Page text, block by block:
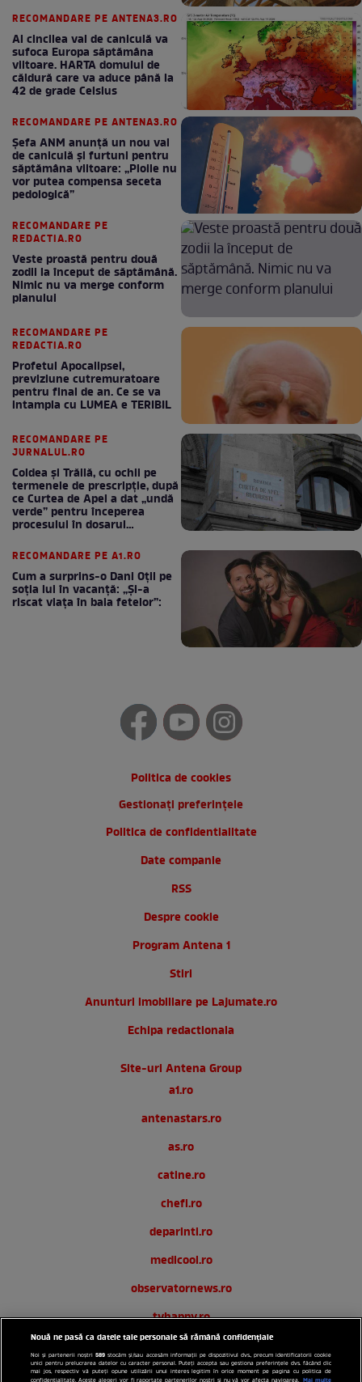
RECOMANDARE PE ANTENA3.RO
Al cincilea val de caniculă va
sufoca Europa săptămâna
viitoare. HARTA domului de
căldură care va aduce până la
42 de grade Celsius
RECOMANDARE PE ANTENA3.RO
Șefa ANM anunță un nou val
de caniculă și furtuni pentru
săptămâna viitoare: „Ploile nu
vor putea compensa seceta
pedologică”
RECOMANDARE PE
REDACTIA.RO
Veste proastă pentru două
zodii la început de săptămână.
Nimic nu va merge conform
planului
RECOMANDARE PE
REDACTIA.RO
Profetul Apocalipsei,
previziune cutremuratoare
pentru final de an. Ce se va
intampla cu LUMEA e TERIBIL
RECOMANDARE PE
JURNALUL.RO
Coldea și Trăilă, cu ochii pe
termenele de prescripție, după
ce Curtea de Apel a dat „undă
verde” pentru începerea
procesului în dosarul
RECOMANDARE PE A1.RO
Cum a surprins-o Dani Oțil pe
soția lui în vacanță: „Și-a
riscat viața în baia fetelor”:
Politica de cookies
Gestionați preferințele
Politica de confidentialitate
Date companie
RSS
Despre cookie
Program Antena 1
Stiri
Anunturi imobiliare pe Lajumate.ro
Echipa redactionala
Site-uri Antena Group
a1.ro
antenastars.ro
as.ro
catine.ro
chefi.ro
deparinti.ro
medicool.ro
observatornews.ro
tvhappy.ro
useit.ro
zutv.ro
Nouă ne pasă ca datele tale personale să rămână confidențiale
Noi și partenerii noștri589 stocăm și/sau accesăm informații pe dispozitivul dvs., precum identificatorii cookie
unici pentru prelucrarea datelor cu caracter personal. Puteți accepta sau gestiona preferințele dvs. făcând clic
mai jos, respectiv vă puteți opune utilizării unui interes legitim în orice moment pe pagina cu politica de